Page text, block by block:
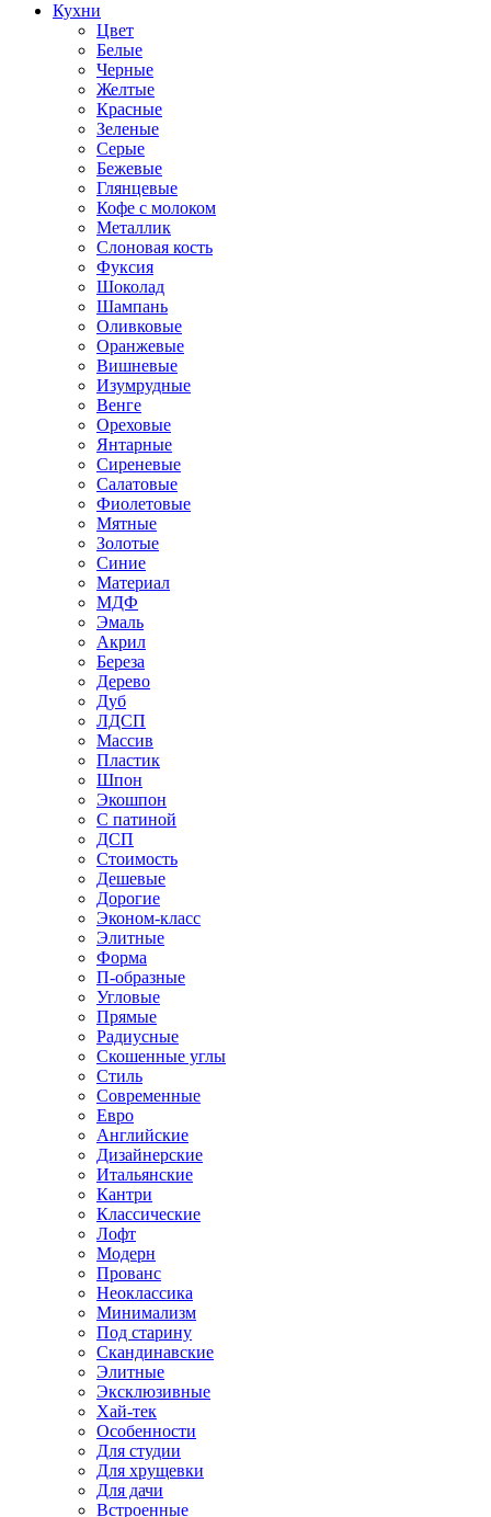
Кухни
Цвет
Белые
Черные
Желтые
Красные
Зеленые
Серые
Бежевые
Глянцевые
Кофе с молоком
Металлик
Слоновая кость
Фуксия
Шоколад
Шампань
Оливковые
Оранжевые
Вишневые
Изумрудные
Венге
Ореховые
Янтарные
Сиреневые
Салатовые
Фиолетовые
Мятные
Золотые
Синие
Материал
МДФ
Эмаль
Акрил
Береза
Дерево
Дуб
ЛДСП
Массив
Пластик
Шпон
Экошпон
С патиной
ДСП
Стоимость
Дешевые
Дорогие
Эконом-класс
Элитные
Форма
П-образные
Угловые
Прямые
Радиусные
Скошенные углы
Стиль
Современные
Евро
Английские
Дизайнерские
Итальянские
Кантри
Классические
Лофт
Модерн
Прованс
Неоклассика
Минимализм
Под старину
Скандинавские
Элитные
Эксклюзивные
Хай-тек
Особенности
Для студии
Для хрущевки
Для дачи
Встроенные